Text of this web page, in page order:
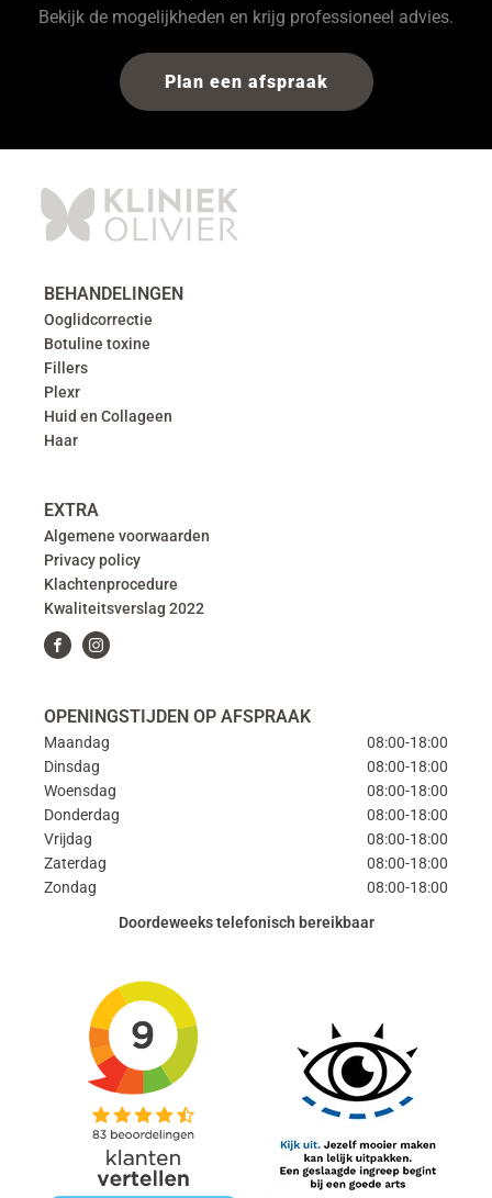
Bekijk de mogelijkheden en krijg professioneel advies.
Plan een afspraak
BEHANDELINGEN
Ooglidcorrectie
Botuline toxine
Fillers
Plexr
Huid en Collageen
Haar
EXTRA
Algemene voorwaarden
Privacy policy
Klachtenprocedure
Kwaliteitsverslag 2022
OPENINGSTIJDEN OP AFSPRAAK
Maandag
Dinsdag
Woensdag
Donderdag
Vrijdag
Zaterdag
Zondag
08:00-18:00
08:00-18:00
08:00-18:00
08:00-18:00
08:00-18:00
08:00-18:00
08:00-18:00
Doordeweeks telefonisch bereikbaar